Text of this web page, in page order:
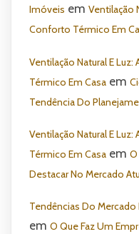
Imóveis em Ventilação
Conforto Térmico Em
Ventilação Natural E
Térmico Em Casa em
Tendência Do
Ventilação Natural E
Térmico Em Casa em
Destacar No Mercado
Tendências Do
em O Que Faz Um